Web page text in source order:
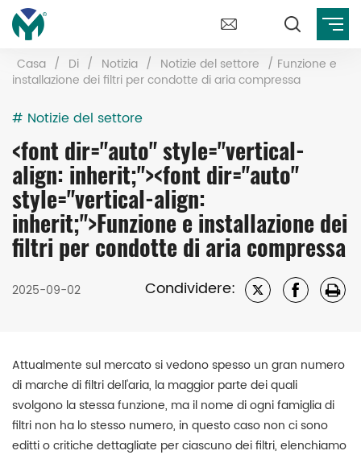
Casa / Di / Notizia / Notizie del settore / Funzione e
installazione dei filtri per condotte di aria compressa
# Notizie del settore
<font dir="auto" style="vertical-
align: inherit;"><font dir="auto"
style="vertical-align:
inherit;">Funzione e installazione dei
filtri per condotte di aria compressa
2025-09-02 Condividere:
Attualmente sul mercato si vedono spesso un gran numero
di marche di filtri dell'aria, la maggior parte dei quali
svolgono la stessa funzione, ma il nome di ogni famiglia di
filtri non ha lo stesso numero, in questo caso non ci sono
editti o critiche dettagliate per ciascuno dei filtri, elenchiamo